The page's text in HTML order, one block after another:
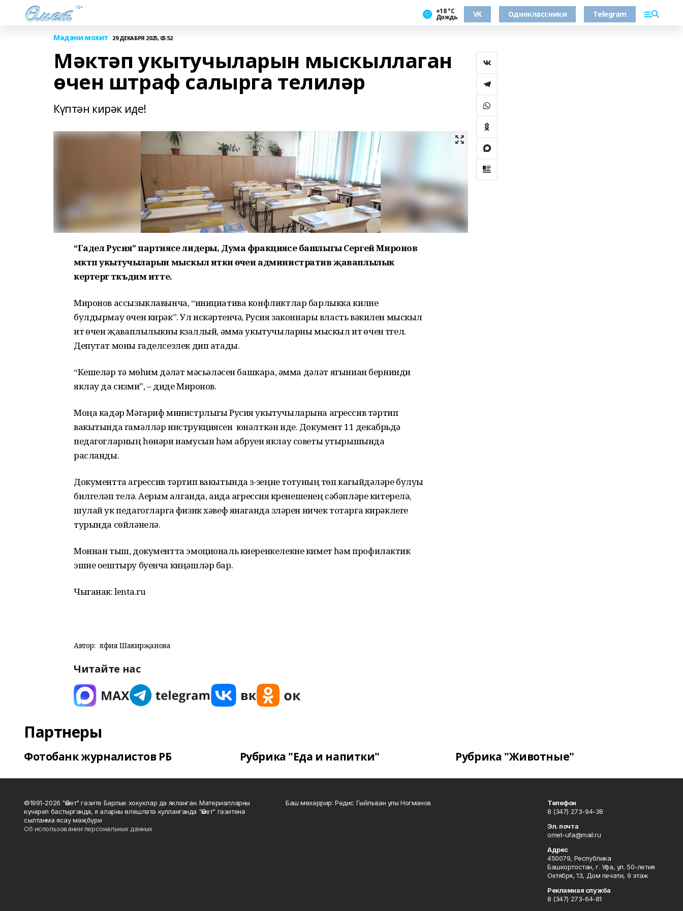
+18 °С
Дождь VK Одноклассники Telegram
Мәдәни мохит 29 ДЕКАБРЯ 2025, 05:52
Мәктәп укытучыларын мыскыллаган
өчен штраф салырга телиләр
Күптән кирәк иде!
“Гадел Русия” партиясе лидеры, Дума фракциясе башлыгы Сергей Миронов
мәктәп укытучыларын мыскыл иткән өчен административ җаваплылык
кертергә тәкъдим итте.
Миронов ассызыклавынча, “инициатива конфликтлар барлыкка килүне
булдырмау өчен кирәк”. Ул искәртүенчә, Русия законнары власть вәкилен мыскыл
итү өчен җаваплылыкны күзаллый, әмма укытучыларны мыскыл итү өчен түгел.
Депутат моны гаделсезлек дип атады.
“Кешеләр үтә мөһим дәүләт мәсьәләсен башкара, әмма дәүләт ягыннан бернинди
яклау да сизми”, – диде Миронов.
Моңа кадәр Мәгариф министрлыгы Русия укытучыларына агрессив тәртип
вакытында гамәлләр инструкциясен юнәлткән иде. Документ 11 декабрьдә
педагогларның һөнәри намусын һәм абруен яклау советы утырышында
расланды.
Документта агрессив тәртип вакытында үз-үзеңне тотуның төп кагыйдәләре булуы
билгеләп үтелә. Аерым алганда, анда агрессия күренешенең сәбәпләре китерелә,
шулай ук педагогларга физик хәвеф янаганда үзләрен ничек тотарга кирәклеге
турында сөйләнелә.
Моннан тыш, документта эмоциональ киеренкелекне киметү һәм профилактик
эшне оештыру буенча киңәшләр бар.
Чыганак: lenta.ru
Автор: Әлфия Шакирҗанова
Читайте нас
Партнеры
Фотобанк журналистов РБ Рубрика "Еда и напитки" Рубрика "Животные"
©1991-2026 "Өмет" гәзите Барлык хокуклар да якланган. Материалларны
күчереп бастырганда, я аларны өлешләтә кулланганда "Өмет" гәзитенә
сылтанма ясау мәҗбүри
Об использовании персональных данных
Баш мөхәррир: Рәдис Гыйльван улы Ногманов
Телефон
8 (347) 273-94-38
Эл. почта
omet-ufa@mail.ru
Адрес
450079, Республика
Башкортостан, г. Уфа, ул. 50-летия
Октября, 13, Дом печати, 9 этаж
Рекламная служба
8 (347) 273-64-81